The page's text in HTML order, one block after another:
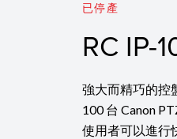
已停產
RC IP-
強大而精巧的控
100 台 Canon
使用者可以進行